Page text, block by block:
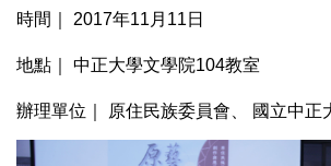
時間｜ 2017年11月11日
地點｜ 中正大學文學院104教室
辦理單位｜ 原住民族委員會、 國立中正